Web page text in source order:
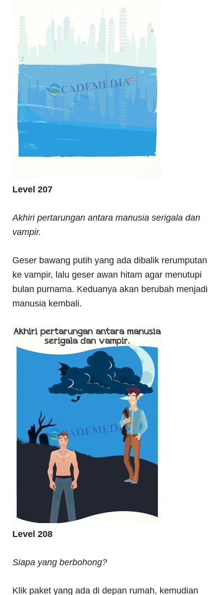
Level 207
Akhiri pertarungan antara manusia serigala dan
vampir.
Geser bawang putih yang ada dibalik rerumputan
ke vampir, lalu geser awan hitam agar menutupi
bulan purnama. Keduanya akan berubah menjadi
manusia kembali.
Level 208
Siapa yang berbohong?
Klik paket yang ada di depan rumah, kemudian